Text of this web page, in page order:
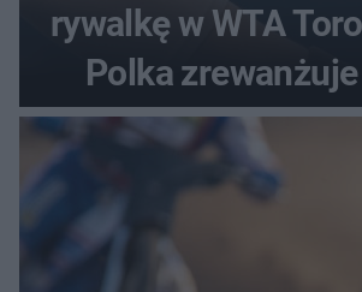
rywalkę w WTA
Polka
ostatnią